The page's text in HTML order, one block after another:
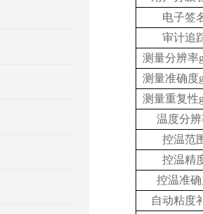
电子签
审计追
测量分辨率
测量准确度
测量重复性
温度分
控温范
控温精
控温准
自动粘度